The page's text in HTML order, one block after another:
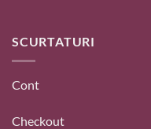
SCURTATURI
Cont
Checkout